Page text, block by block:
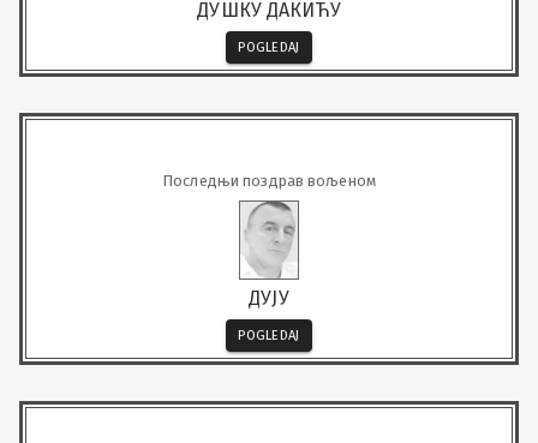
ДУШКУ ДАКИЋУ
POGLEDAJ
Последњи поздрав вољеном
ДУЈУ
POGLEDAJ